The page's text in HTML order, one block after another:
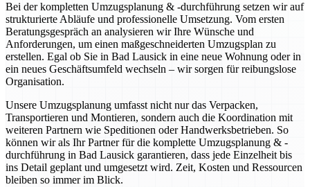
Bei der kompletten Umzugsplanung & -durchführung setzen wir auf
strukturierte Abläufe und professionelle Umsetzung. Vom ersten
Beratungsgespräch an analysieren wir Ihre Wünsche und
Anforderungen, um einen maßgeschneiderten Umzugsplan zu
erstellen. Egal ob Sie in Bad Lausick in eine neue Wohnung oder in
ein neues Geschäftsumfeld wechseln – wir sorgen für reibungslose
Organisation.
Unsere Umzugsplanung umfasst nicht nur das Verpacken,
Transportieren und Montieren, sondern auch die Koordination mit
weiteren Partnern wie Speditionen oder Handwerksbetrieben. So
können wir als Ihr Partner für die komplette Umzugsplanung & -
durchführung in Bad Lausick garantieren, dass jede Einzelheit bis
ins Detail geplant und umgesetzt wird. Zeit, Kosten und Ressourcen
bleiben so immer im Blick.